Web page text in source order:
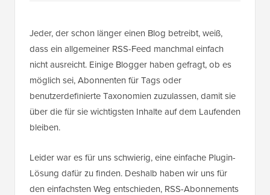
Jeder, der schon länger einen Blog betreibt, weiß,
dass ein allgemeiner RSS-Feed manchmal einfach
nicht ausreicht. Einige Blogger haben gefragt, ob es
möglich sei, Abonnenten für Tags oder
benutzerdefinierte Taxonomien zuzulassen, damit sie
über die für sie wichtigsten Inhalte auf dem Laufenden
bleiben.
Leider war es für uns schwierig, eine einfache Plugin-
Lösung dafür zu finden. Deshalb haben wir uns für
den einfachsten Weg entschieden, RSS-Abonnements